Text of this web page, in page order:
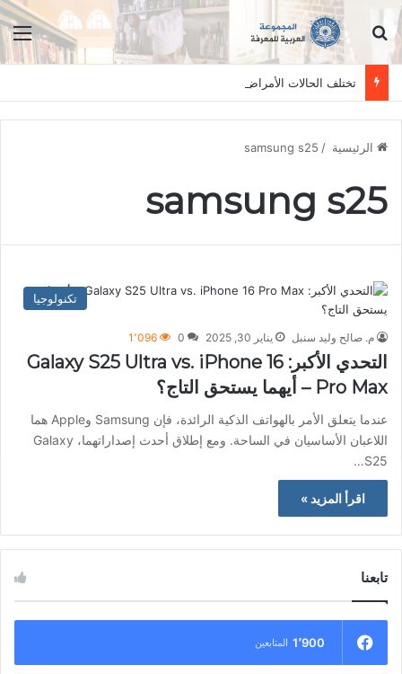
ابحث عن
الرئيسية /
samsung s25
samsung s25
تكنولوجيا
م. صالح وليد سنبل يناير 30, 2025 0 1٬096
التحدي الأكبر: Galaxy S25 Ultra vs. iPhone 16
Pro Max – أيهما يستحق التاج؟
عندما يتعلق الأمر بالهواتف الذكية الرائدة، فإن Samsung وApple هما
اللاعبان الأساسيان في الساحة. ومع إطلاق أحدث إصداراتهما، Galaxy
S25…
اقرأ المزيد »
تابعنا
1٬900 المتابعين